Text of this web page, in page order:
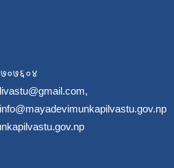
,
info@mayadevimunkapilvastu.gov.np